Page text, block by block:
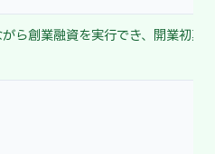
ら創業融資を実行でき、開業初期の